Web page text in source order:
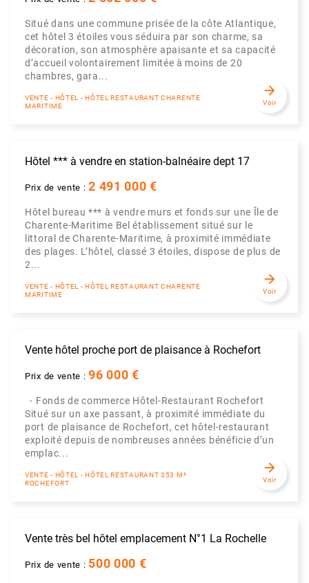
Situé dans une commune prisée de la côte Atlantique,
cet hôtel 3 étoiles vous séduira par son charme, sa
décoration, son atmosphère apaisante et sa capacité
d’accueil volontairement limitée à moins de 20
chambres, gara...
VENTE - HÔTEL - HÔTEL RESTAURANT CHARENTE
MARITIME
arrow_forward
Voir
Hôtel *** à vendre en station-balnéaire dept 17
Prix de vente :2 491 000 €
Hôtel bureau *** à vendre murs et fonds sur une Île de
Charente-Maritime Bel établissement situé sur le
littoral de Charente-Maritime, à proximité immédiate
des plages. L’hôtel, classé 3 étoiles, dispose de plus de
2...
VENTE - HÔTEL - HÔTEL RESTAURANT CHARENTE
MARITIME
arrow_forward
Voir
Vente hôtel proche port de plaisance à Rochefort
Prix de vente :96 000 €
- Fonds de commerce Hôtel-Restaurant Rochefort
Situé sur un axe passant, à proximité immédiate du
port de plaisance de Rochefort, cet hôtel-restaurant
exploité depuis de nombreuses années bénéficie d’un
emplac...
VENTE - HÔTEL - HÔTEL RESTAURANT 353 M²
ROCHEFORT
arrow_forward
Voir
Vente très bel hôtel emplacement N°1 La Rochelle
Prix de vente : 500 000 €